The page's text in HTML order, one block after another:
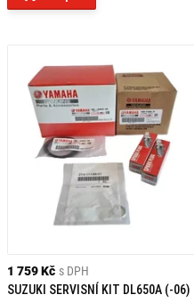
1 759 Kč s DPH
SUZUKI SERVISNÍ KIT DL650A (-06)